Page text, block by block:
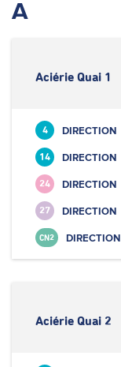
A
Aciérie Quai 1
4 DIRECTION
14 DIRECTION
24 DIRECTION
27 DIRECTION
CN2 DIRECTION
Aciérie Quai 2